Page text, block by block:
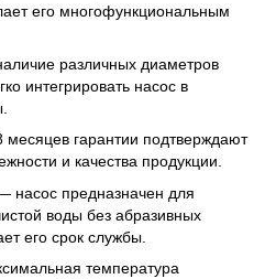
его многофункциональным
различных диаметров
интегрировать насос в
месяцев гарантии подтверждают
и качества продукции.
насос предназначен для
воды без абразивных
его срок службы.
температура